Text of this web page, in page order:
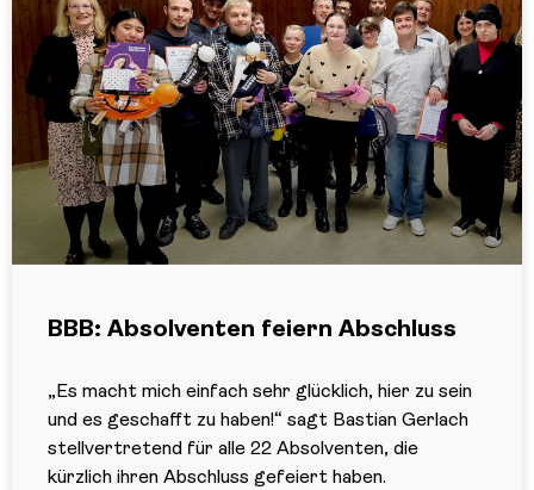
BBB: Absolventen feiern Abschluss
„Es macht mich einfach sehr glücklich, hier zu sein
und es geschafft zu haben!“ sagt Bastian Gerlach
stellvertretend für alle 22 Absolventen, die
kürzlich ihren Abschluss gefeiert haben.